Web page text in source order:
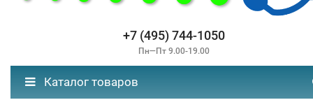
+7 (495) 744-1050
Пн—Пт 9.00-19.00
Каталог товаров